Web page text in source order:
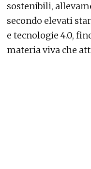
sostenibili,
secondo elevati
e tecnologie 4.0,
materia viva che